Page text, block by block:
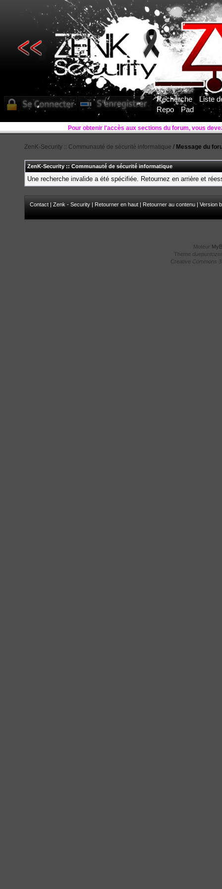
Recherche
Liste
Repo
Pad
Pour obtenir l'accès aux sections du forum, vous
ZenK-Security :: Communauté de sécurité informatique / Message du
ZenK-Security :: Communauté de sécurité informatique
Une recherche invalide a été spécifiée. Retournez en arrière et
Contact | Zenk - Security | Retourner en haut | Retourner au contenu | Version
Moteur
Theme
Creative Commons